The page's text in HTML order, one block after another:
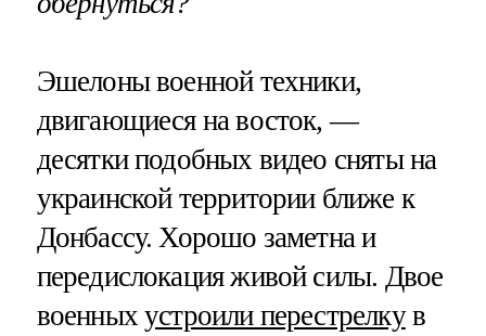
Эшелоны военной техники,
двигающиеся на восток, —
десятки подобных видео сняты на
украинской территории ближе к
Донбассу. Хорошо заметна и
передислокация живой силы. Двое
военныхустроили перестрелкув